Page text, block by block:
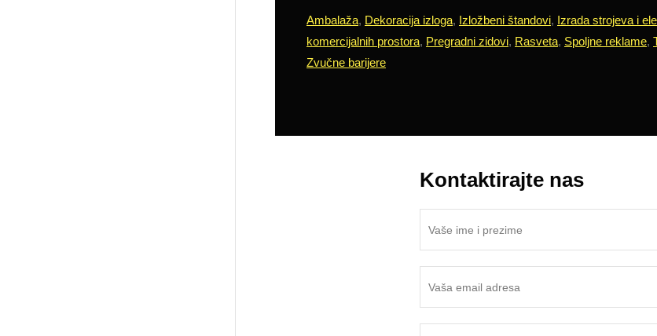
Ambalaža, Dekoracija izloga, Izložbeni štandovi, Izrada strojeva i
komercijalnih prostora, Pregradni zidovi, Rasveta, Spoljne reklame,
Zvučne barijere
Kontaktirajte nas